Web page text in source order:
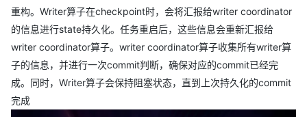
重构。Writer算子在checkpoint时，会将汇报给writer coordinator
的信息进行state持久化。任务重启后，这些信息会重新汇报给
writer coordinator算子。writer coordinator算子收集所有writer算
子的信息，并进行一次commit判断，确保对应的commit已经完
成。同时，Writer算子会保持阻塞状态，直到上次持久化的commit
完成